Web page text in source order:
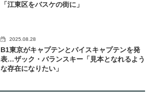
「江東区をバスケの街に」
2025.08.28
B1東京がキャプテンとバイスキャプテンを発
表…ザック・バランスキー「見本となれるよう
な存在になりたい」